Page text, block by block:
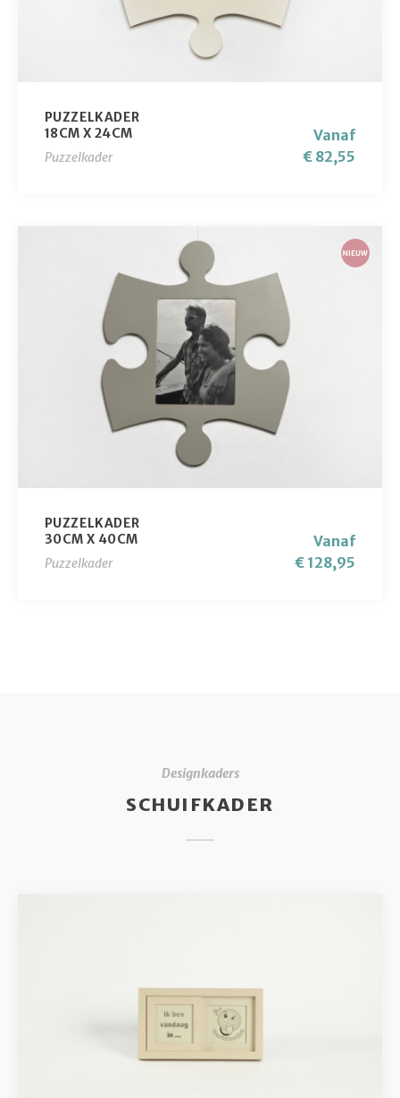
PUZZELKADER
18CM X 24CM
Puzzelkader
Vanaf
€ 82,55
PUZZELKADER
30CM X 40CM
Puzzelkader
Vanaf
€ 128,95
Designkaders
SCHUIFKADER